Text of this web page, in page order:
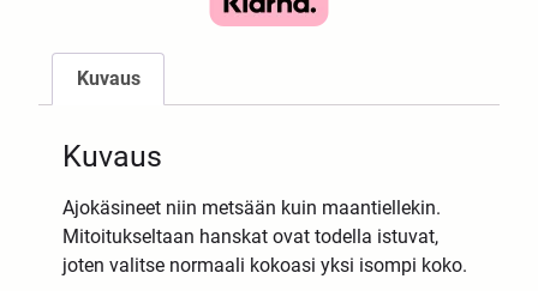
Kuvaus
Kuvaus
Ajokäsineet niin metsään kuin maantiellekin.
Mitoitukseltaan hanskat ovat todella istuvat,
joten valitse normaali kokoasi yksi isompi koko.